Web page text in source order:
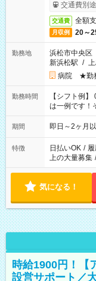
交通費別
交通費 全額
月収例 20～
勤務地
浜松市中央区
新浜松駅 /
病院 ★勤
勤務時間
【シフト例】
は一例です！
期間 即日～2ヶ月
特徴 日払いOK /
上の大量募集 /
気になる！
時給1900円！【
設営サポート／